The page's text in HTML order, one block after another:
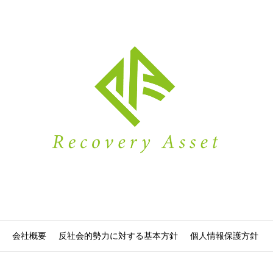
会社概要 反社会的勢力に対する基本方針 個人情報保護方針